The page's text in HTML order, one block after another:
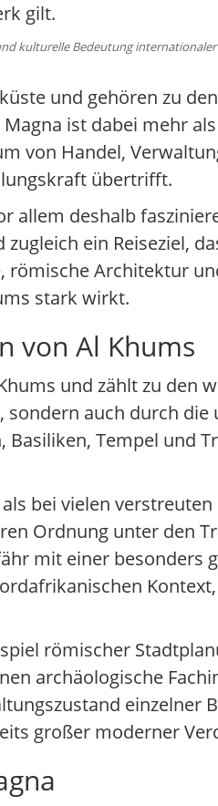
gilt.
kulturelle Bedeutung
und gehören zu
ist dabei mehr
von Handel,
übertrifft.
allem deshalb
ein Reiseziel,
römische Architektur
stark wirkt.
von Al Khums
und zählt zu den
auch durch
Tempel und
bei vielen
Ordnung unter den
mit einer besonders
römischer
archäologische
einzelner
großer moderner